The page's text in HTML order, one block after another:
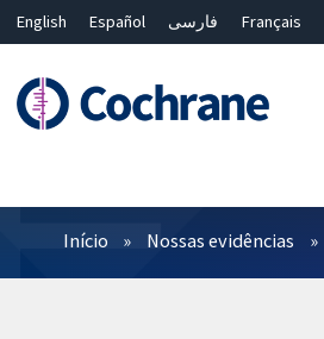
English Español فارسی Français
Filtros
Início Nossas evidências